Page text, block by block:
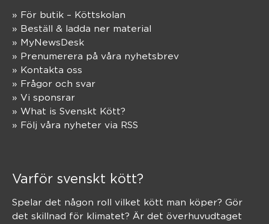
» För butik – Köttskolan
» Beställ & ladda ner material
» MyNewsDesk
» Prenumerera på våra nyhetsbrev
» Kontakta oss
» Frågor och svar
» Vi sponsrar
» What is Svenskt Kött?
» Följ våra nyheter via RSS
Varför svenskt kött?
Spelar det någon roll vilket kött man köper? Gör
det skillnad för klimatet? Är det överhuvudtaget